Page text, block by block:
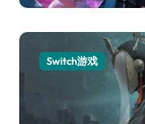
Switch游戏